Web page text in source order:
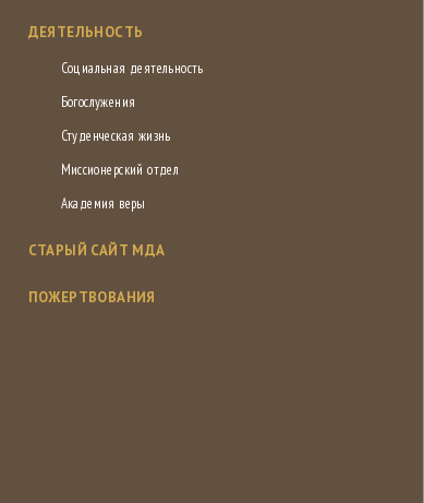
ДЕЯТЕЛЬНОСТЬ
Социальная деятельность
Богослужения
Студенческая жизнь
Миссионерский отдел
Академия веры
СТАРЫЙ САЙТ МДА
ПОЖЕРТВОВАНИЯ